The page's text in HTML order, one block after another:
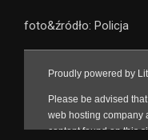
foto&źródło: Policja